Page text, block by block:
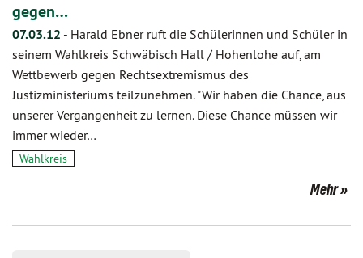
gegen…
07.03.12 - Harald Ebner ruft die Schülerinnen und Schüler in
seinem Wahlkreis Schwäbisch Hall / Hohenlohe auf, am
Wettbewerb gegen Rechtsextremismus des
Justizministeriums teilzunehmen. "Wir haben die Chance, aus
unserer Vergangenheit zu lernen. Diese Chance müssen wir
immer wieder…
Wahlkreis
Mehr